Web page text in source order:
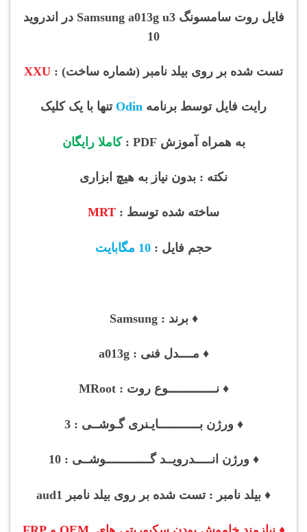
فایل روت سامسونگ Samsung a013g
u3 در اندروید
10
تست شده بر روی بیلد نامبر (شماره ساخت) : XXU
رایت فایل توسط برنامه Odin تنها با یک کلیک
به همراه آموزش PDF : کاملا رایگان
نکته : بدون نیاز به هیچ ابزاری
ساخته شده توسط : MRT
حجم فایل : 10 مگابایت
♦ برند : Samsung
♦ مــــدل فنی : a013g
♦ نــــــــــــــوع روت : MRoot
♦ ورژن بــــــــــــایـنری گـوشــی : 3
♦ ورژن انـــــدرویــد گـــــــــــــوشــی : 10
♦ بیلد نامبر : تست شده بر روی بیلد نامبر aud1